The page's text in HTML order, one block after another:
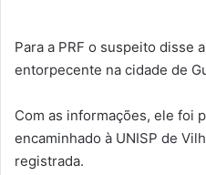
Para a PRF o suspeito disse
entorpecente na cidade de
Com as informações, ele foi
encaminhado à UNISP de
registrada.